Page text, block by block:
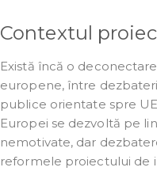
Contextul
Există încă o
europene, între
publice orientate spre
Europei se dezvoltă pe
nemotivate, dar
reformele proiectului de